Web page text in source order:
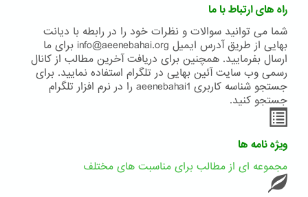
راه های ارتباط با ما
شما می توانید سوالات و نظرات خود را در رابطه با دیانت
بهایی از طریق آدرس ایمیل info@aeenebahai.org برای ما
ارسال بفرمایید. همچنین برای دریافت آخرین مطالب از کانال
رسمی وب سایت آئین بهایی در تلگرام استفاده نمایید. برای
جستجو شناسه کاربری aeenebahai1 را در نرم افزار تلگرام
جستجو کنید.
ویژه نامه ها
مجموعه ای از مطالب برای مناسبت های مختلف